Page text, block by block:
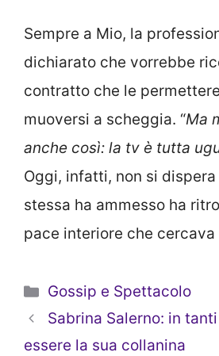
Sempre a Mio, la
dichiarato che vorrebbe
contratto che le
muoversi a scheggia. “Ma
anche così: la tv è tutta
Oggi, infatti, non si
stessa ha ammesso ha
pace interiore che cercava
Categorie
Gossip e Spettacolo
Sabrina Salerno: in
essere la sua collanina